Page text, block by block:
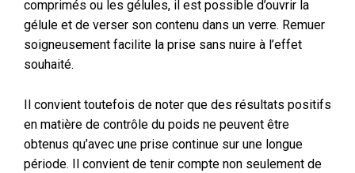
comprimés ou les gélules, il est possible d’ouvrir la
gélule et de verser son contenu dans un verre. Remuer
soigneusement facilite la prise sans nuire à l’effet
souhaité.
Il convient toutefois de noter que des résultats positifs
en matière de contrôle du poids ne peuvent être
obtenus qu’avec une prise continue sur une longue
période. Il convient de tenir compte non seulement de